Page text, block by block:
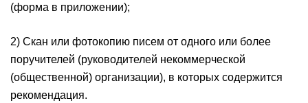
(форма в приложении);
2) Скан или фотокопию писем от одного или более
поручителей (руководителей некоммерческой
(общественной) организации), в которых содержится
рекомендация.